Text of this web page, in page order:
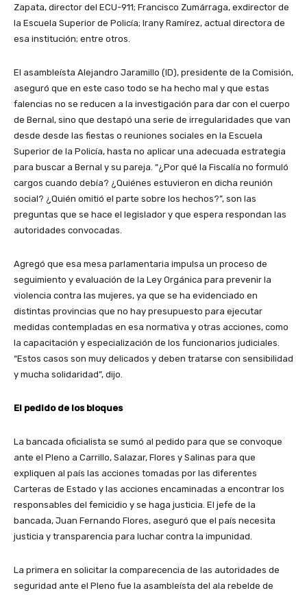
Zapata, director del ECU-911; Francisco Zumárraga, exdirector de
la Escuela Superior de Policía; Irany Ramírez, actual directora de
esa institución; entre otros.
El asambleísta Alejandro Jaramillo (ID), presidente de la Comisión,
aseguró que en este caso todo se ha hecho mal y que estas
falencias no se reducen a la investigación para dar con el cuerpo
de Bernal, sino que destapó una serie de irregularidades que van
desde desde las fiestas o reuniones sociales en la Escuela
Superior de la Policía, hasta no aplicar una adecuada estrategia
para buscar a Bernal y su pareja. “¿Por qué la Fiscalía no formuló
cargos cuando debía? ¿Quiénes estuvieron en dicha reunión
social? ¿Quién omitió el parte sobre los hechos?”, son las
preguntas que se hace el legislador y que espera respondan las
autoridades convocadas.
Agregó que esa mesa parlamentaria impulsa un proceso de
seguimiento y evaluación de la Ley Orgánica para prevenir la
violencia contra las mujeres, ya que se ha evidenciado en
distintas provincias que no hay presupuesto para ejecutar
medidas contempladas en esa normativa y otras acciones, como
la capacitación y especialización de los funcionarios judiciales.
“Estos casos son muy delicados y deben tratarse con sensibilidad
y mucha solidaridad”, dijo.
El pedido de los bloques
La bancada oficialista se sumó al pedido para que se convoque
ante el Pleno a Carrillo, Salazar, Flores y Salinas para que
expliquen al país las acciones tomadas por las diferentes
Carteras de Estado y las acciones encaminadas a encontrar los
responsables del femicidio y se haga justicia. El jefe de la
bancada, Juan Fernando Flores, aseguró que el país necesita
justicia y transparencia para luchar contra la impunidad.
La primera en solicitar la comparecencia de las autoridades de
seguridad ante el Pleno fue la asambleísta del ala rebelde de